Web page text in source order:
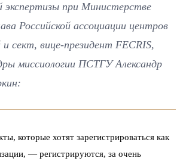
экспертизы при Министерстве
Российской ассоциации центров
и сект, вице-президент FECRIS,
миссиологии ПСТГУ Александр
которые хотят зарегистрироваться как
— регистрируются, за очень